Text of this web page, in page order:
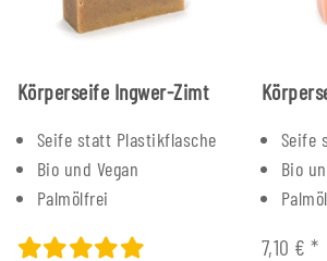
Körperseife Ingwer-Zimt
Seife statt Plastikflasche
Bio und Vegan
Palmölfrei
Seife
Bio
7,10 €*